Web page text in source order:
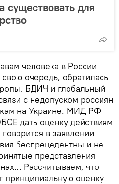
существовать для
человека в России
очередь, обратилась
БДИЧ и глобальный
с недопуском россиян
на Украине. МИД РФ
дать оценку действиям
в заявлении
беспрецедентны и не
представления
Рассчитываем, что
принципиальную оценку